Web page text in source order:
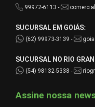
99972-6113 -
SUCURSAL EM GOIÁS:
(62) 99973-3139 -
SUCURSAL NO RIO
(54) 98132-5338 -
Assine nossa